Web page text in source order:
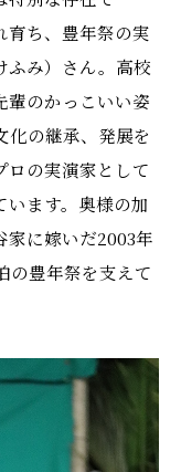
育ち、豊年祭の実
ふみ）さん。高校
輩のかっこいい姿
化の継承、発展を
ロの実演家として
ます。奥様の加
家に嫁いだ2003年
の豊年祭を支えて